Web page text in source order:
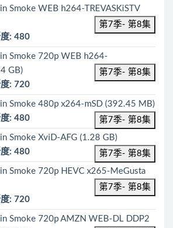
Smoke WEB h264-TREVASKiSTV
第7季- 第8集
: 480
Smoke 720p WEB h264-
GB)
第7季- 第8集
: 720
Smoke 480p x264-mSD (392.45 MB)
第7季- 第8集
: 480
Smoke XviD-AFG (1.28 GB)
第7季- 第8集
: 480
Smoke 720p HEVC x265-MeGusta
第7季- 第8集
: 720
Smoke 720p AMZN WEB-DL DDP2